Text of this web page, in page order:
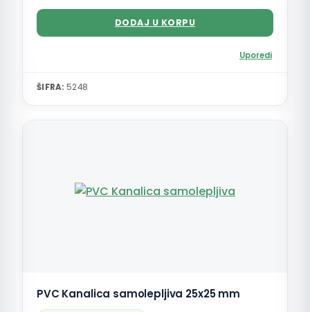
DODAJ U KORPU
Uporedi
ŠIFRA: 5248
PVC Kanalica samolepljiva 25x25 mm